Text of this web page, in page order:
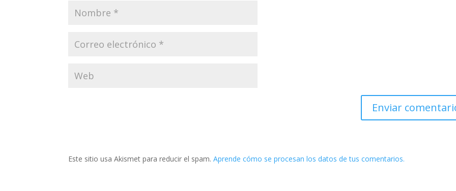
Este sitio usa Akismet para reducir el spam.Aprende cómo se procesan los datos de tus comentarios.